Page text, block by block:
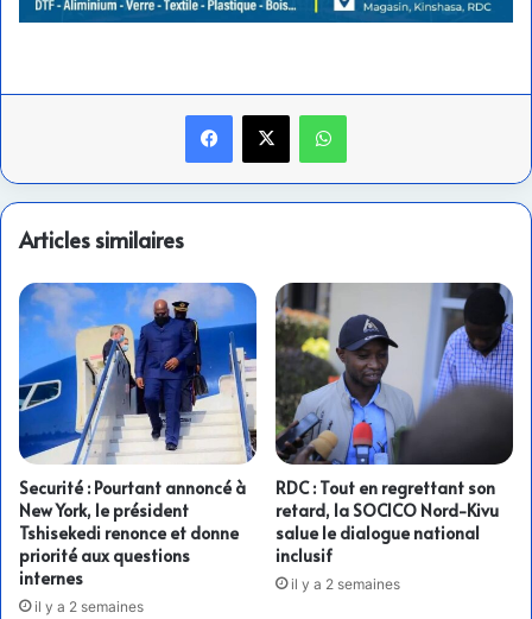
Facebook
X WhatsApp
Articles similaires
Securité : Pourtant annoncé à
New York, le président
Tshisekedi renonce et donne
priorité aux questions
internes
il y a 2 semaines
RDC : Tout en regrettant son
retard, la SOCICO Nord-Kivu
salue le dialogue national
inclusif
il y a 2 semaines